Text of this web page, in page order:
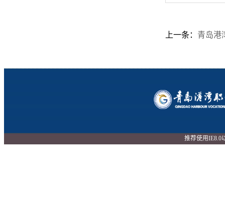
上一条： 青岛港
推荐使用IE8.0